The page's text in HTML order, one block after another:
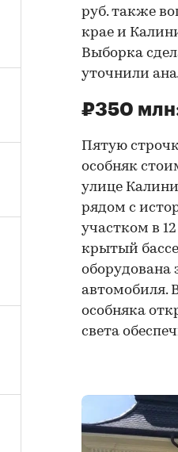
руб. также
крае и
Выборка
уточнили
₽350
Пятую
особняк
улице
рядом с
участком в
крытый
оборудована
автомобиля.
особняка
света